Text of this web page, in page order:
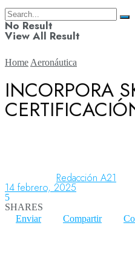
No Result
View All Result
Aerolíneas
Aeropuertos
Home Aeronáutica
INCORPORA
Redacción A21
14 febrero, 2025
5
SHARES
Enviar
Compartir